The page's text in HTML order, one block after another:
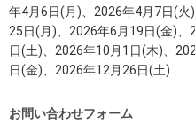
年4月6日(月)、2026年4月7日(
25日(月)、2026年6月19日(金)
日(土)、2026年10月1日(木)、
日(金)、2026年12月26日(土)
お問い合わせフォーム